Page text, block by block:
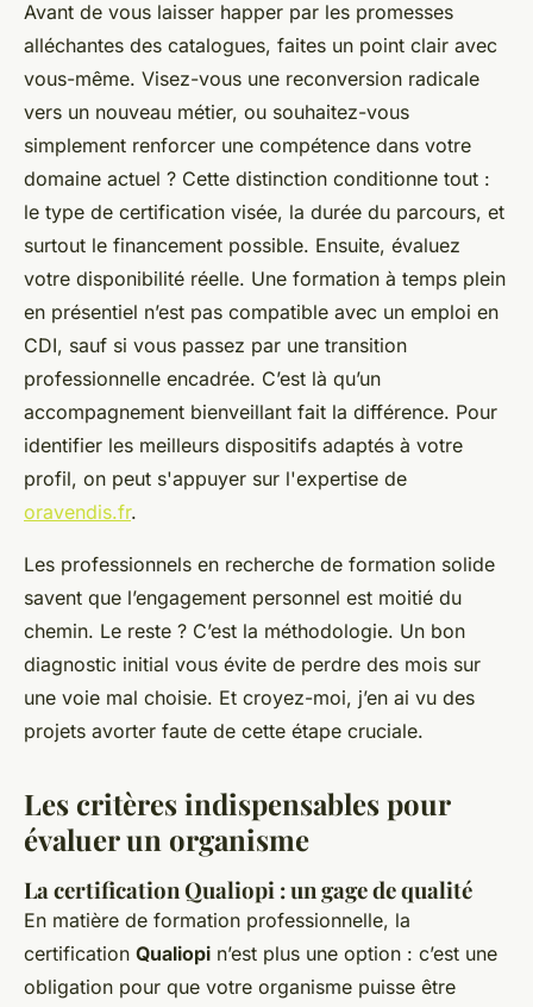
Avant de vous laisser happer par les promesses
alléchantes des catalogues, faites un point clair avec
vous-même. Visez-vous une reconversion radicale
vers un nouveau métier, ou souhaitez-vous
simplement renforcer une compétence dans votre
domaine actuel ? Cette distinction conditionne tout :
le type de certification visée, la durée du parcours, et
surtout le financement possible. Ensuite, évaluez
votre disponibilité réelle. Une formation à temps plein
en présentiel n’est pas compatible avec un emploi en
CDI, sauf si vous passez par une transition
professionnelle encadrée. C’est là qu’un
accompagnement bienveillant fait la différence. Pour
identifier les meilleurs dispositifs adaptés à votre
profil, on peut s'appuyer sur l'expertise de
oravendis.fr.
Les professionnels en recherche de formation solide
savent que l’engagement personnel est moitié du
chemin. Le reste ? C’est la méthodologie. Un bon
diagnostic initial vous évite de perdre des mois sur
une voie mal choisie. Et croyez-moi, j’en ai vu des
projets avorter faute de cette étape cruciale.
Les critères indispensables pour
évaluer un organisme
La certification Qualiopi : un gage de qualité
En matière de formation professionnelle, la
certification Qualiopi n’est plus une option : c’est une
obligation pour que votre organisme puisse être